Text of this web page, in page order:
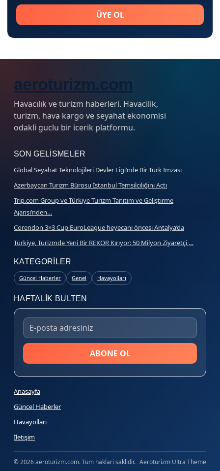
ÜYE OL
aeroturizm.com
Havacılık ve turizm haberleri. Havacilik,
turizm, hava kargo ve seyahat ekonomisi
odakli guclu bir icerik platformu.
SON GELISMELER
Global Seyahat Teknolojileri Devler Ligi’nde Bir Türk İmzası
Azerbaycan Turizm Bürosu İstanbul Temsilciliğini Açtı
Trip.com Group ve Türkiye Turizm Tanıtım ve Geliştirme
Ajansı’nden…
Corendon 3×3 Cup EuroLeague heyecanı öncesi Antalya’da
Türkiye, Turizmde Yeni Bir REKOR Kırıyor: 50 Milyon Ziyaretçi,…
KATEGORILER
Güncel Haberler Genel Havayolları
HAFTALIK BULTEN
ABONE OL
Anasayfa
Güncel Haberler
Havayolları
İletişim
© 2026 aeroturizm.com. Tum haklari saklidir. Aeroturizm Ultra Theme